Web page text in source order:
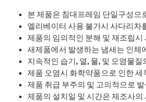
본 제품은 침대프레임 단일구성으
엘리베이터 사용 불가시 사다리차
제품의 임의적인 분해 및 재조립
새제품에서 발생하는 냄새는 인체
지속적인 습기, 열, 물, 및 오염물
제품 오염시 화학약품으로 인한
제품 취급 부주의 및 고의적으로
제품의 설치일 및 시간은 제조사